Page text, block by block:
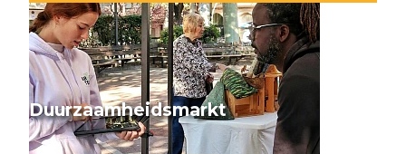
Duurzaamheidsmarkt